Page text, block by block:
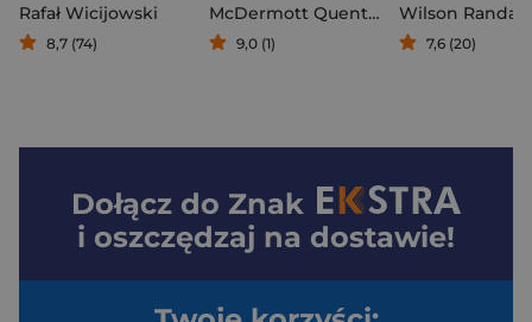
Rafał Wicijowski
8,7 (74)
McDermott Quentin
9,0 (1)
Wilson Randall
7,6 (20)
Dołącz do Znak
i oszczędzaj na dostawie!